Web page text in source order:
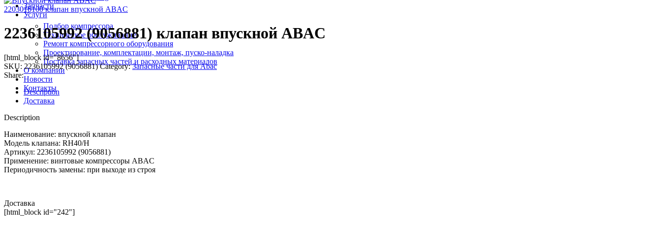
Запчасти
Услуги
Подбор компрессора
Техническое обслуживание
Ремонт компрессорного оборудования
Проектирование, комплектации, монтаж, пуско-наладка
Поставка запасных частей и расходных материалов
О компании
Новости
Контакты
2203016100 клапан впускной ABAC
2236105992 (9056881) клапан впускной ABAC
[html_block id="8656"]
SKU: 2236105992 (9056881)Category: Запасные части для Abac
Share:
Description
Доставка
Description
Наименование: впускной клапан
Модель клапана: RH40/H
Артикул: 2236105992 (9056881)
Применение: винтовые компрессоры ABAC
Периодичность замены: при выходе из строя
Доставка
[html_block id="242"]